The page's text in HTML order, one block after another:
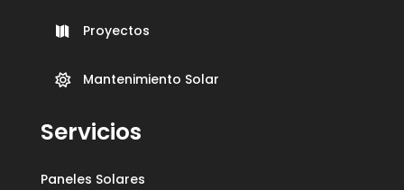
 Proyectos
 Mantenimiento Solar
Servicios
Paneles Solares